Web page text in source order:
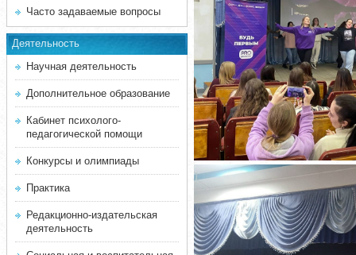
Часто задаваемые вопросы
Деятельность
Научная деятельность
Дополнительное образование
Кабинет психолого-
педагогической помощи
Конкурсы и олимпиады
Практика
Редакционно-издательская
деятельность